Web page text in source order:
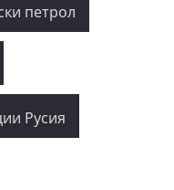
петрол
Русия